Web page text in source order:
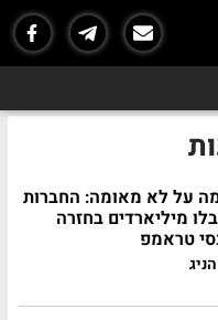
על לא מאומה: החברות
מיליארדים בחזרה
טראמפ